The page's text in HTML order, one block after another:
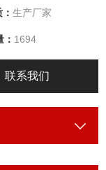
生产厂家
1694
联系我们